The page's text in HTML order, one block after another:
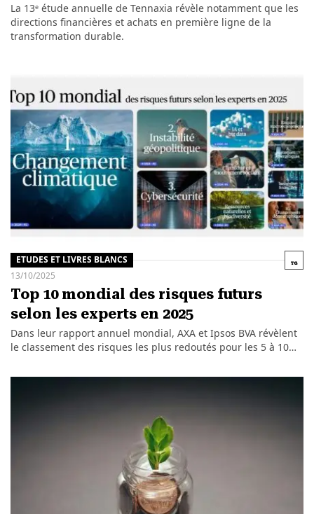
La 13ᵉ étude annuelle de Tennaxia révèle notamment que les
directions financières et achats en première ligne de la
transformation durable.
ETUDES ET LIVRES BLANCS
13/10/2025
Top 10 mondial des risques futurs
selon les experts en 2025
Dans leur rapport annuel mondial, AXA et Ipsos BVA révèlent
le classement des risques les plus redoutés pour les 5 à 10…